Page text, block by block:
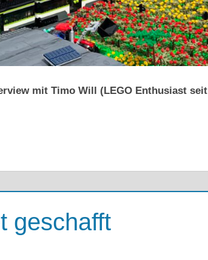
mit Timo Will (LEGO Enthusiast seit
geschafft